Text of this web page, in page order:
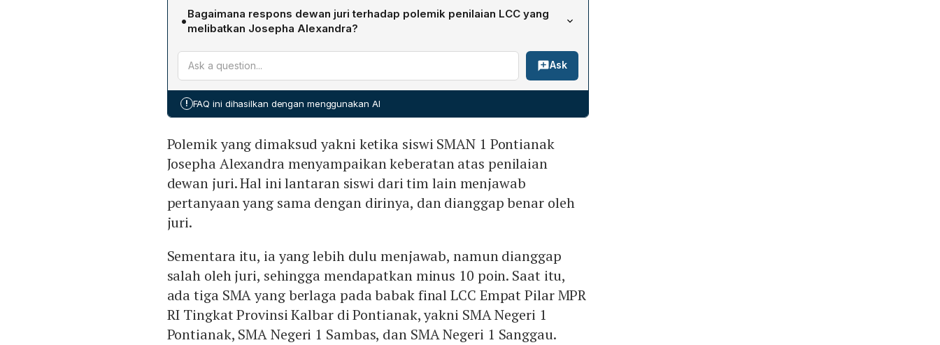
Akbar Supratman, menyatakan bahwa Kesekjenan akan menyampaikan penunjukan
tersebut, sekaligus menyampaikan permohonan maaf atas kesalahan penilaian juri
citra LCC MPR dan meneguhkan dukungan masyarakat terhadap pelaksanaan
lomba ke depan.
Rencana gelar ulang babak final LCC Empat Pilar 2026 tingkat Provinsi Kalimantan
Barat dibatalkan karena dua sekolah peserta, SMAN 1 Pontianak dan SMAN 1
Sambas, menolak perlombaan ulang. Ketua Badan Sosialisasi MPR RI, Abraham
Liyanto, menyampaikan bahwa kedua sekolah sepakat tidak perlu mengulang
perlombaan, dan keputusan tersebut juga telah disetujui seluruh fraksi di MPR RI.
Pertemuan sebelumnya antara MPR RI dan kedua sekolah menunjukkan bahwa MPR
menerima permintaan penolakan tersebut dengan baik, sehingga fokus dialihkan
•Bagaimana respons dewan juri terhadap polemik penilaian LCC yang
melibatkan Josepha Alexandra?
Dewan juri LCC, yang terdiri dari Kepala Biro Pengkajian Setjen MPR RI Dyastasita
W.B. dan Kepala Bagian Sekretariat Badan Sosialisasi MPR RI Indri Wahyuni,
mendapat sorotan warganet setelah terjadi kesalahan penilaian pada final LCC
jawaban Josepha yang lebih dulu diberikan sebagai salah, sementara tim lain yang
Juri menyatakan niatnya mengundang juri yang sesuai aspirasi masyarakat dan
kompeten, namun insiden tersebut menunjukkan perlunya evaluasi proses penilaian.
Ask
! FAQ ini dihasilkan dengan menggunakan AI
Polemik yang dimaksud yakni ketika siswi SMAN 1 Pontianak
Josepha Alexandra menyampaikan keberatan atas penilaian
dewan juri. Hal ini lantaran siswi dari tim lain menjawab
pertanyaan yang sama dengan dirinya, dan dianggap benar oleh
juri.
Sementara itu, ia yang lebih dulu menjawab, namun dianggap
salah oleh juri, sehingga mendapatkan minus 10 poin. Saat itu,
ada tiga SMA yang berlaga pada babak final LCC Empat Pilar MPR
RI Tingkat Provinsi Kalbar di Pontianak, yakni SMA Negeri 1
Pontianak, SMA Negeri 1 Sambas, dan SMA Negeri 1 Sanggau.